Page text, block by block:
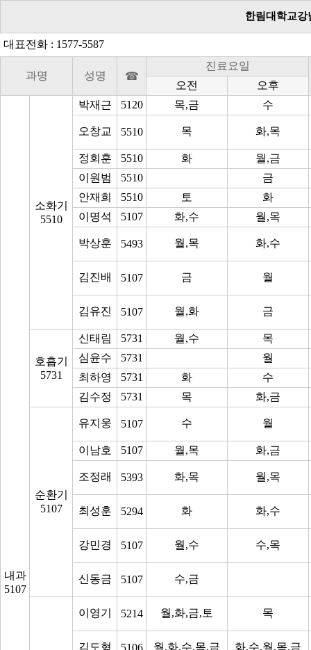
한림대학교
대표전화 : 1577-5587
과명 성명 ☎
진료요일
오전
오후
내과
5107
소화기
5510
박재근 5120 목,금 수
오창교 5510 목 화,목
정회훈 5510 화
월,금
이원범
5510
금
안재희
5510 토
화
이명석
5107 화,수 월,목
박상훈 5493 월,목 화,수
김진배 5107 금 월
김유진 5107 월,화 금
호흡기
5731
신태림 5731 월,수
목
심윤수
5731
월
최하영
5731 화
수
김수정
5731 목 화,금
순환기
5107
유지웅 5107 수 월
이남호 5107 월,목 화,금
조정래 5393 화,목 월,목
최성훈 5294 화 화,수
강민경 5107 월,수 수,목
신동금 5107 수,금
이영기 5214 월,화,금,토 목
김도형 5106 월,화,수,목,금 화,수,월,목,금